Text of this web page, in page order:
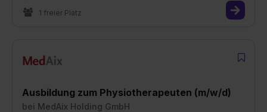
1 freier Platz
Ausbildung zum Physiotherapeuten (m/w/d)
bei MedAix Holding GmbH